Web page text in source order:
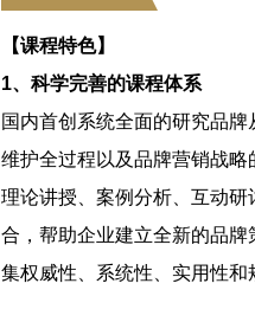
【课程特色】
1、科学完善的课程体系
国内首创系统全面的研究品
维护全过程以及品牌营销战略
理论讲授、案例分析、互动
合，帮助企业建立全新的品牌
集权威性、系统性、实用性和